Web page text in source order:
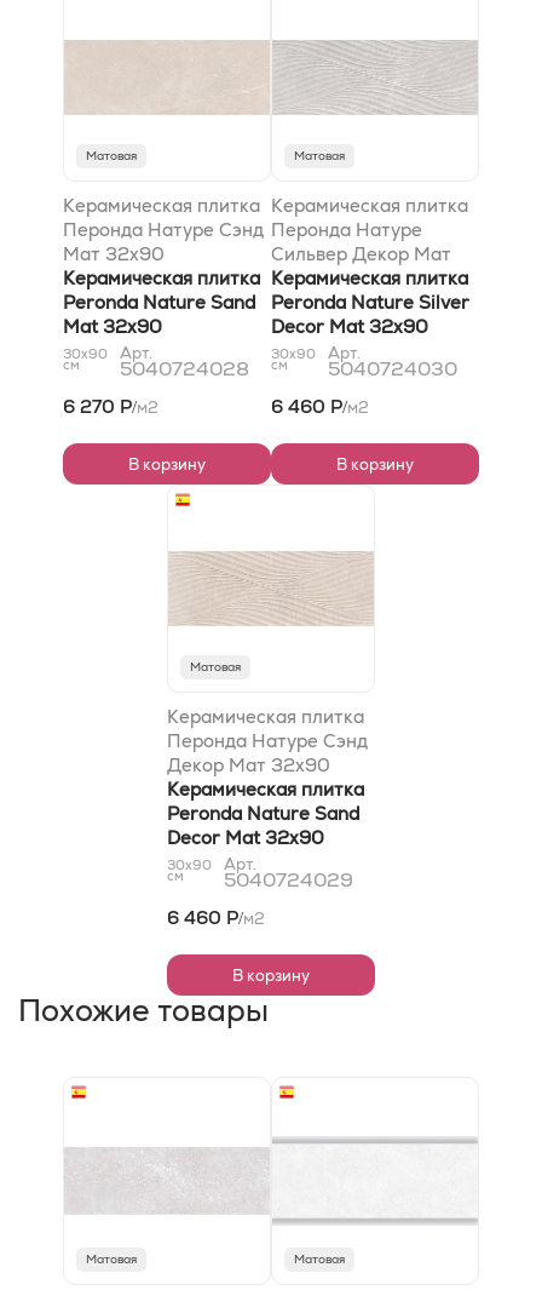
Матовая
Керамическая плитка
Перонда Натуре Сэнд
Мат 32x90
Керамическая плитка
Peronda Nature Sand
Mat 32x90
30x90
см
Арт.
5040724028
6 270 Р/м2
В корзину
Матовая
Керамическая плитка
Перонда Натуре
Сильвер Декор Мат
32x90
Керамическая плитка
Peronda Nature Silver
Decor Mat 32x90
30x90
см
Арт.
5040724030
6 460 Р/м2
В корзину
Матовая
Керамическая плитка
Перонда Натуре Сэнд
Декор Мат 32x90
Керамическая плитка
Peronda Nature Sand
Decor Mat 32x90
30x90
см
Арт.
5040724029
6 460 Р/м2
В корзину
Похожие товары
Матовая Матовая